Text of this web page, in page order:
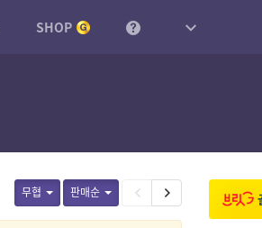
SHOP
무협 판매순